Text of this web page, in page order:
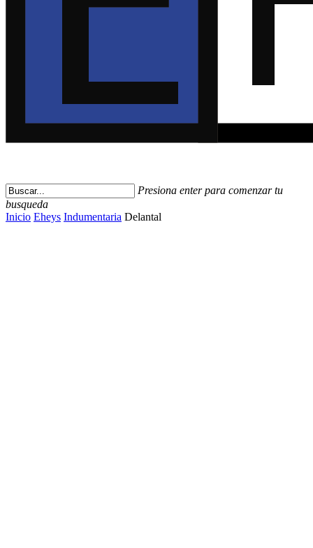
Presiona enter para comenzar tu
busqueda
Close
Inicio Eheys Indumentaria Delantal